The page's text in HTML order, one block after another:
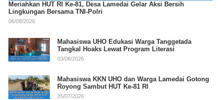
Meriahkan HUT RI Ke-81, Desa Lamedai Gelar Aksi Bersih
Lingkungan Bersama TNI-Polri
06/08/2026
Mahasiswa UHO Edukasi Warga Tanggetada
Tangkal Hoaks Lewat Program Literasi
03/08/2026
Mahasiswa KKN UHO dan Warga Lamedai Gotong
Royong Sambut HUT Ke-81 RI
25/07/2026